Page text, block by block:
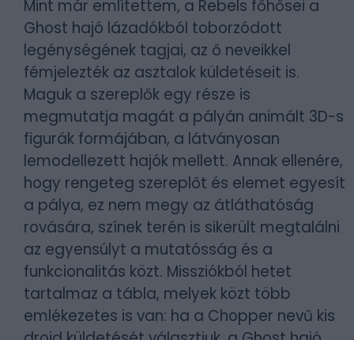
Mint már említettem, a Rebels főhősei a
Ghost hajó lázadókból toborzódott
legénységének tagjai, az ő neveikkel
fémjelezték az asztalok küldetéseit is.
Maguk a szereplők egy része is
megmutatja magát a pályán animált 3D-s
figurák formájában, a látványosan
lemodellezett hajók mellett. Annak ellenére,
hogy rengeteg szereplőt és elemet egyesít
a pálya, ez nem megy az átláthatóság
rovására, színek terén is sikerült megtalálni
az egyensúlyt a mutatósság és a
funkcionalitás közt. Missziókból hetet
tartalmaz a tábla, melyek közt több
emlékezetes is van: ha a Chopper nevű kis